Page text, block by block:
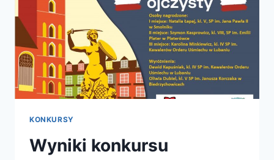
KONKURSY
Wyniki konkursu